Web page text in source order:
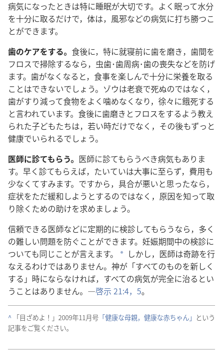
病気になったときは特に睡眠が大切です。よく眠って水分
を十分に取るだけで，体は，風邪などの病気に打ち勝つこ
とができます。
歯のケアをする。 食後に，特に就寝前に歯を磨き，歯間を
フロスで掃除するなら，虫歯･歯周病･歯の喪失などを防げ
ます。歯がなくなると，食事を楽しんで十分に栄養を取る
ことはできないでしょう。ゾウは老衰で死ぬのではなく，
歯がすり減って食物をよく噛めなくなり，徐々に餓死する
と言われています。食後に歯磨きとフロスをするよう教え
られた子どもたちは，若い時だけでなく，その後もずっと
健康でいられるでしょう。
医師に診てもらう。 医師に診てもらうべき病気もありま
す。早く診てもらえば，たいていは大事に至らず，費用も
少なくてすみます。ですから，具合が悪いと思ったなら，
症状をただ緩和しようとするのではなく，原因を知って取
り除くための助けを求めましょう。
信頼できる医師などに定期的に検診してもらうなら，多く
の難しい問題を防ぐことができます。妊娠期間中の検診に
ついても同じことが言えます。
* しかし，医師は奇跡を行
なえるわけではありません。神が「すべてのものを新しく
する」時にならなければ，すべての病気が完全に治るとい
うことはありません。―啓示 21:4，5。
^ 「目ざめよ！」2009年11月号 「健康な母親，健康な赤ちゃん」 という
記事をご覧ください。